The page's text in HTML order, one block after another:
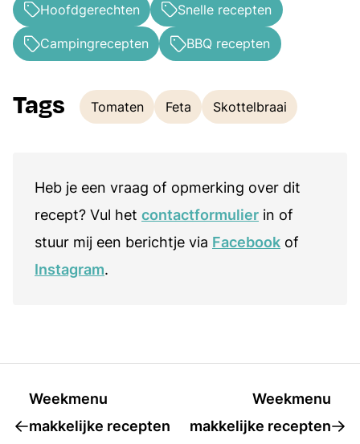
Hoofdgerechten Snelle recepten
Campingrecepten BBQ recepten
Tags
Tags
Tomaten Feta Skottelbraai
Heb je een vraag of opmerking over dit
recept? Vul het contactformulier in of
stuur mij een berichtje via Facebook of
Instagram.
Weekmenu
makkelijke recepten
Weekmenu
makkelijke recepten